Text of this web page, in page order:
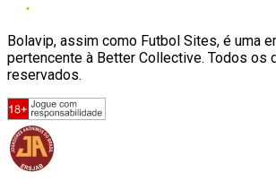
Bolavip, assim como Futbol Sites, é uma
pertencente à Better Collective. Todos os
reservados.